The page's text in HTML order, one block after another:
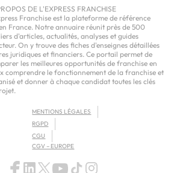
DE L'EXPRESS FRANCHISE
Franchise est la plateforme de référence
France. Notre annuaire réunit près de 500
d'articles, actualités, analyses et guides
On y trouve des fiches d'enseignes détaillées
juridiques et financiers. Ce portail permet de
les meilleures opportunités de franchise en
comprendre le fonctionnement de la franchise et
et donner à chaque candidat toutes les clés
MENTIONS LÉGALES
RGPD
CGU
CGV – EUROPE